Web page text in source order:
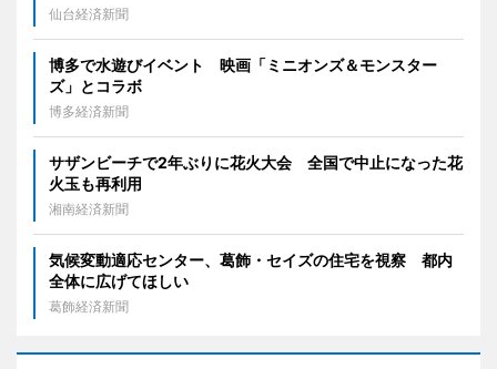
仙台経済新聞
博多で水遊びイベント 映画「ミニオンズ＆モンスター
ズ」とコラボ
博多経済新聞
サザンビーチで2年ぶりに花火大会 全国で中止になった花
火玉も再利用
湘南経済新聞
気候変動適応センター、葛飾・セイズの住宅を視察 都内
全体に広げてほしい
葛飾経済新聞